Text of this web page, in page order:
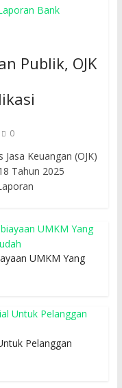
Publik, OJK
0
Keuangan (OJK)
Tahun 2025
UMKM Yang
Pelanggan